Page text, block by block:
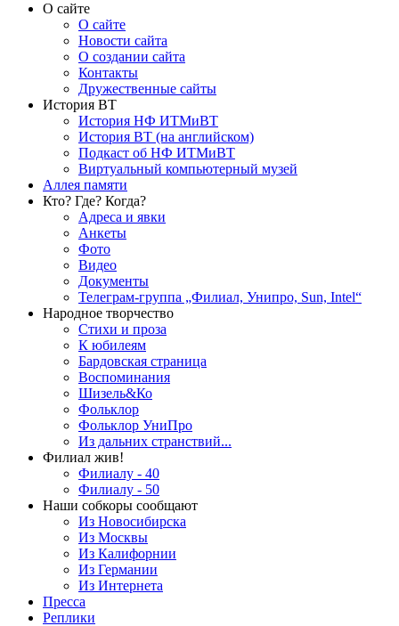
О сайте
О сайте
Новости сайта
О создании сайта
Контакты
Дружественные сайты
История ВТ
История НФ ИТМиВТ
История ВТ (на английском)
Подкаст об НФ ИТМиВТ
Виртуальный компьютерный музей
Аллея памяти
Кто? Где? Когда?
Адреса и явки
Анкеты
Фото
Видео
Документы
Телеграм-группа „Филиал, Унипро, Sun, Intel“
Народное творчество
Стихи и проза
К юбилеям
Бардовская страница
Воспоминания
Шизель&Ко
Фольклор
Фольклор УниПро
Из дальних странствий...
Филиал жив!
Филиалу - 40
Филиалу - 50
Наши собкоры сообщают
Из Новосибирска
Из Москвы
Из Калифорнии
Из Германии
Из Интернета
Пресса
Реплики